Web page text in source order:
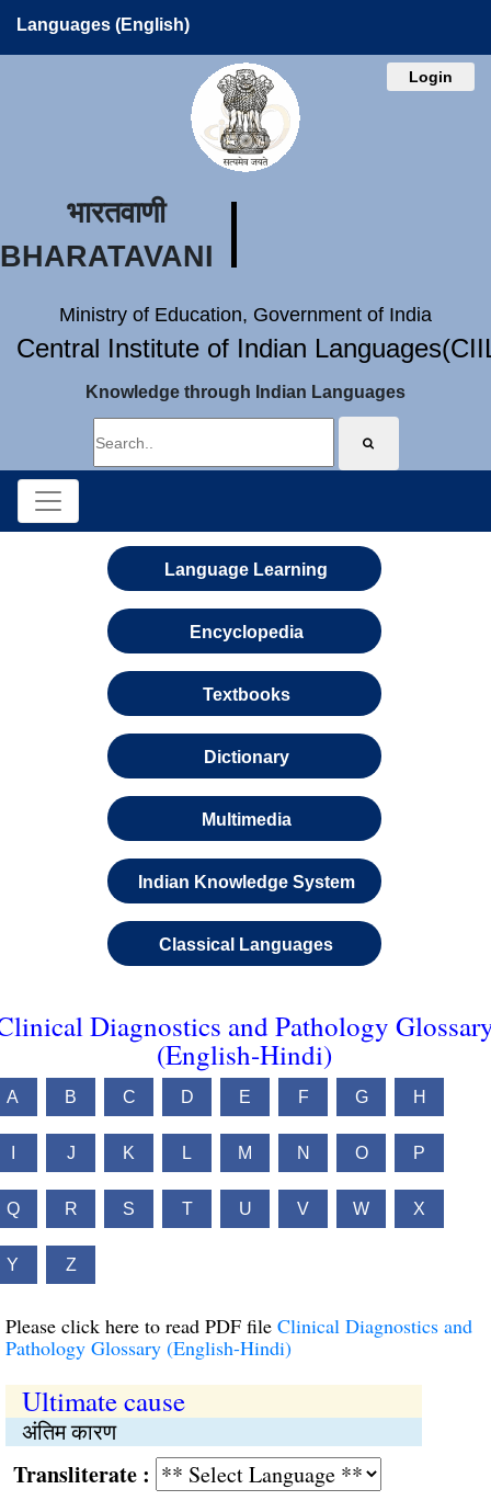
Languages (English)
Login
भारतवाणी
BHARATAVANI
Ministry of Education, Government of India
Central Institute of Indian
Knowledge through Indian Languages
Language Learning
Encyclopedia
Textbooks
Dictionary
Multimedia
Indian Knowledge System
Classical Languages
Diagnostics and Pathology
(English-Hindi)
A B C D E F G H
J K L M N O P
Q R S T U V W X
Y Z
Please click here to read PDF file Clinical Diagnostics and
Pathology Glossary (English-Hindi)
Ultimate cause
अंतिम कारण
: